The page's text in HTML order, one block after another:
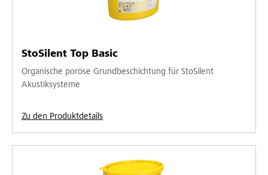
StoSilent Top Basic
Organische poröse Grundbeschichtung für StoSilent
Akustiksysteme
Zu den Produktdetails